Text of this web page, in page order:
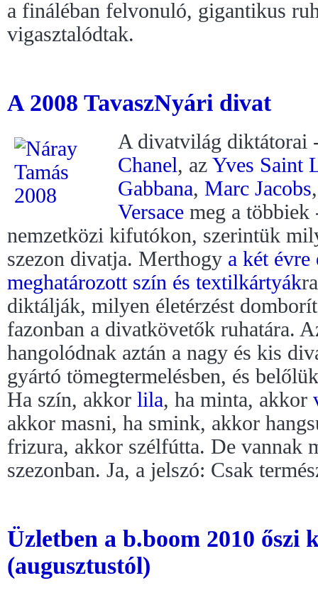
a fináléban felvonuló, gigantikus
vigasztalódtak.
A 2008 TavaszNyári divat
A divatvilág diktátorai
Chanel, az Yves Saint
Gabbana, Marc Jacobs
Versace meg a
nemzetközi kifutókon, szerintük
szezon divatja. Merthogy a két
meghatározott szín és textilkártyák
diktálják, milyen életérzést
fazonban a divatkövetők ruhatára.
hangolódnak aztán a nagy és kis
gyártó tömegtermelésben, és
Ha szín, akkor lila, ha minta, akkor
akkor masni, ha smink, akkor
frizura, akkor szélfútta. De vannak
szezonban. Ja, a jelszó: Csak
Üzletben a b.boom 2010 őszi
(augusztustól)